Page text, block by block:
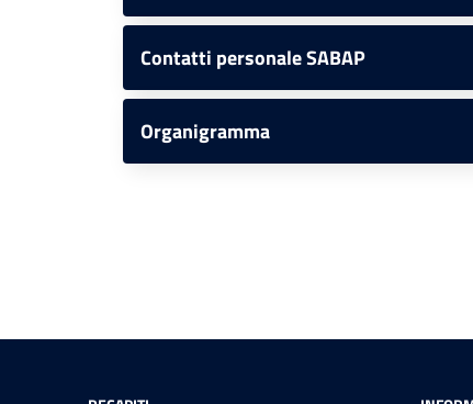
Contatti personale SABAP
Organigramma